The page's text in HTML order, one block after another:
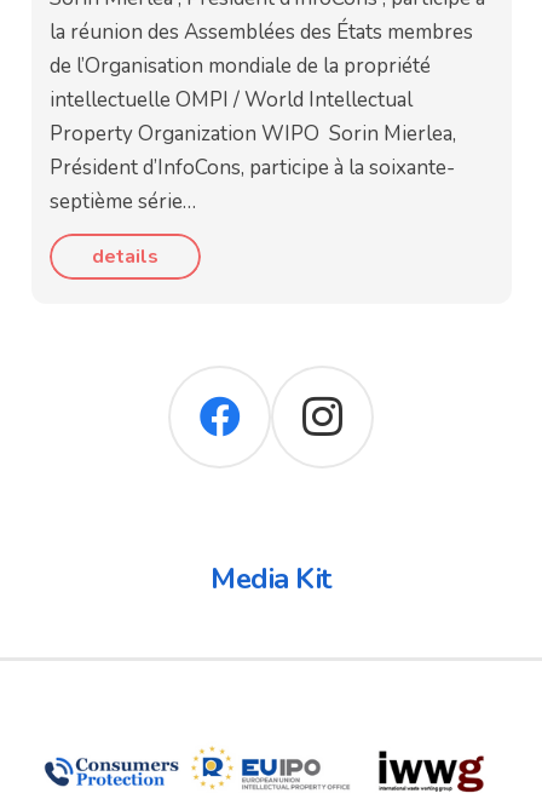
la réunion des Assemblées des États membres
de l’Organisation mondiale de la propriété
intellectuelle OMPI / World Intellectual
Property Organization WIPO Sorin Mierlea,
Président d’InfoCons, participe à la soixante-
septième série…
details
Media Kit